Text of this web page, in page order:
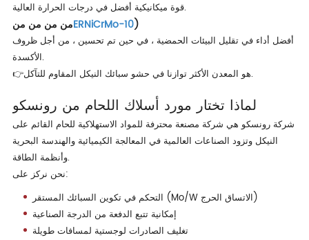
قوة ميكانيكية أفضل في درجات الحرارة العالية.
من من من منERNiCrMo-10)
أفضل أداء في تقليل البيئات الحمضية ، في حين تم تحسين ، من أجل ظروف
الأكسدة.
👉هو المعدن الأكثر توازنا في حشو سبائك النيكل المقاوم للتآكل.
لماذا تختار مورد أسلاك اللحام من رونسكو
شركة رونسكو هي شركة مصنعة محترفة للمواد الاستهلاكية للحام القائم على
النيكل وتزود الصناعات العالمية في المعالجة الكيميائية والهندسة البحرية
وأنظمة الطاقة.
نحن نركز على:
التحكم في تكوين السبائك المستقر (Mo/W الاتساق الحرج)
إمكانية تتبع الدفعة من الدرجة الصناعية
تغليف الصادرات لوجستية لمسافات طويلة